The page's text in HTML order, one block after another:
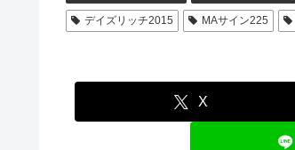
デイズリッチ2015 MAサイン225
X